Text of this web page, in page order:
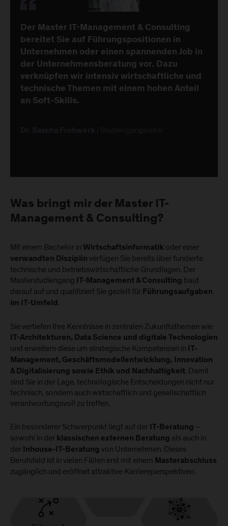
Der Master IT-Management & Consulting
bereitet Sie auf Führungspositionen in
Unternehmen oder einen spannenden Job in
der Unternehmensberatung vor. Dazu
verknüpfen wir intensiv wirtschaftliche und
technische Themen mit einem hohen Anteil
an Soft-Skills.
Was bringt mir der Master IT-
Management & Consulting?
Mit einem Bachelor in Wirtschaftsinformatik oder einer
verwandten Disziplin verfügen Sie bereits über fundierte
technische und betriebswirtschaftliche Grundlagen. Der
Masterstudiengang
IT-Management & Consulting baut
darauf auf und qualifiziert Sie gezielt für Führungsaufgaben
im IT-Umfeld .
Sie vertiefen Ihre Kenntnisse in zentralen Zukunftsthemen wie
IT-Architekturen, Data Science und digitale Technologien
und erweitern diese um strategische Kompetenzen in
IT-
Management, Geschäftsmodellentwicklung, Innovation
& Digitalisierung sowie Ethik und Nachhaltigkeit. Damit
sind Sie in der Lage, technologische Entscheidungen nicht nur
technisch, sondern auch wirtschaftlich und gesellschaftlich
verantwortungsvoll zu treffen.
Ein besonderer Schwerpunkt liegt auf der IT-Beratung –
sowohl in der klassischen externen Beratung als auch in
der Inhouse-IT-Beratung von Unternehmen. Dieses
Berufsfeld ist in vielen Fällen erst mit einem Masterabschluss
zugänglich und eröffnet attraktive Karriereperspektiven.